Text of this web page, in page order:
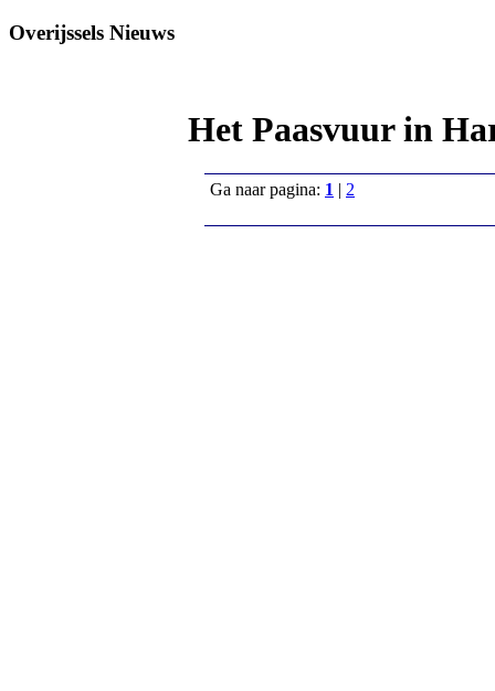
Overijssels Nieuws
Het Paasvuur in
Ga naar pagina: 1 | 2